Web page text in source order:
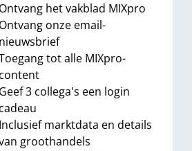
Ontvang het vakblad MIXpro
Ontvang onze email-
nieuwsbrief
tot alle MIXpro-
content
Geef 3 collega's een login
cadeau
Inclusief marktdata en details
groothandels